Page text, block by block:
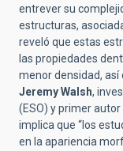
entrever su
estructuras,
reveló que estas
las propiedades
menor densidad, así
Jeremy Walsh,
(ESO) y primer
implica que “los
en la apariencia